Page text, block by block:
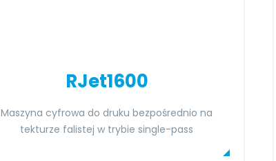
RJet1600
Maszyna cyfrowa do druku bezpośrednio na
tekturze falistej w trybie single-pass